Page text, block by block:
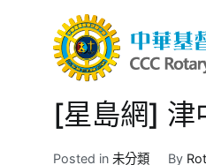
[星島網] 津
Posted in 未分類 By